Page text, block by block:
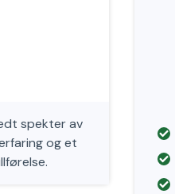
spekter av
og et